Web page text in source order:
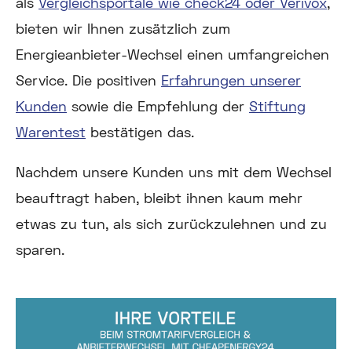
bieten wir Ihnen zusätzlich zum
Energieanbieter-Wechsel einen umfangreichen
Service. Die positiven Erfahrungen unserer
Kunden sowie die Empfehlung der Stiftung
Warentest bestätigen das.
Nachdem unsere Kunden uns mit dem Wechsel
beauftragt haben, bleibt ihnen kaum mehr
etwas zu tun, als sich zurückzulehnen und zu
sparen.